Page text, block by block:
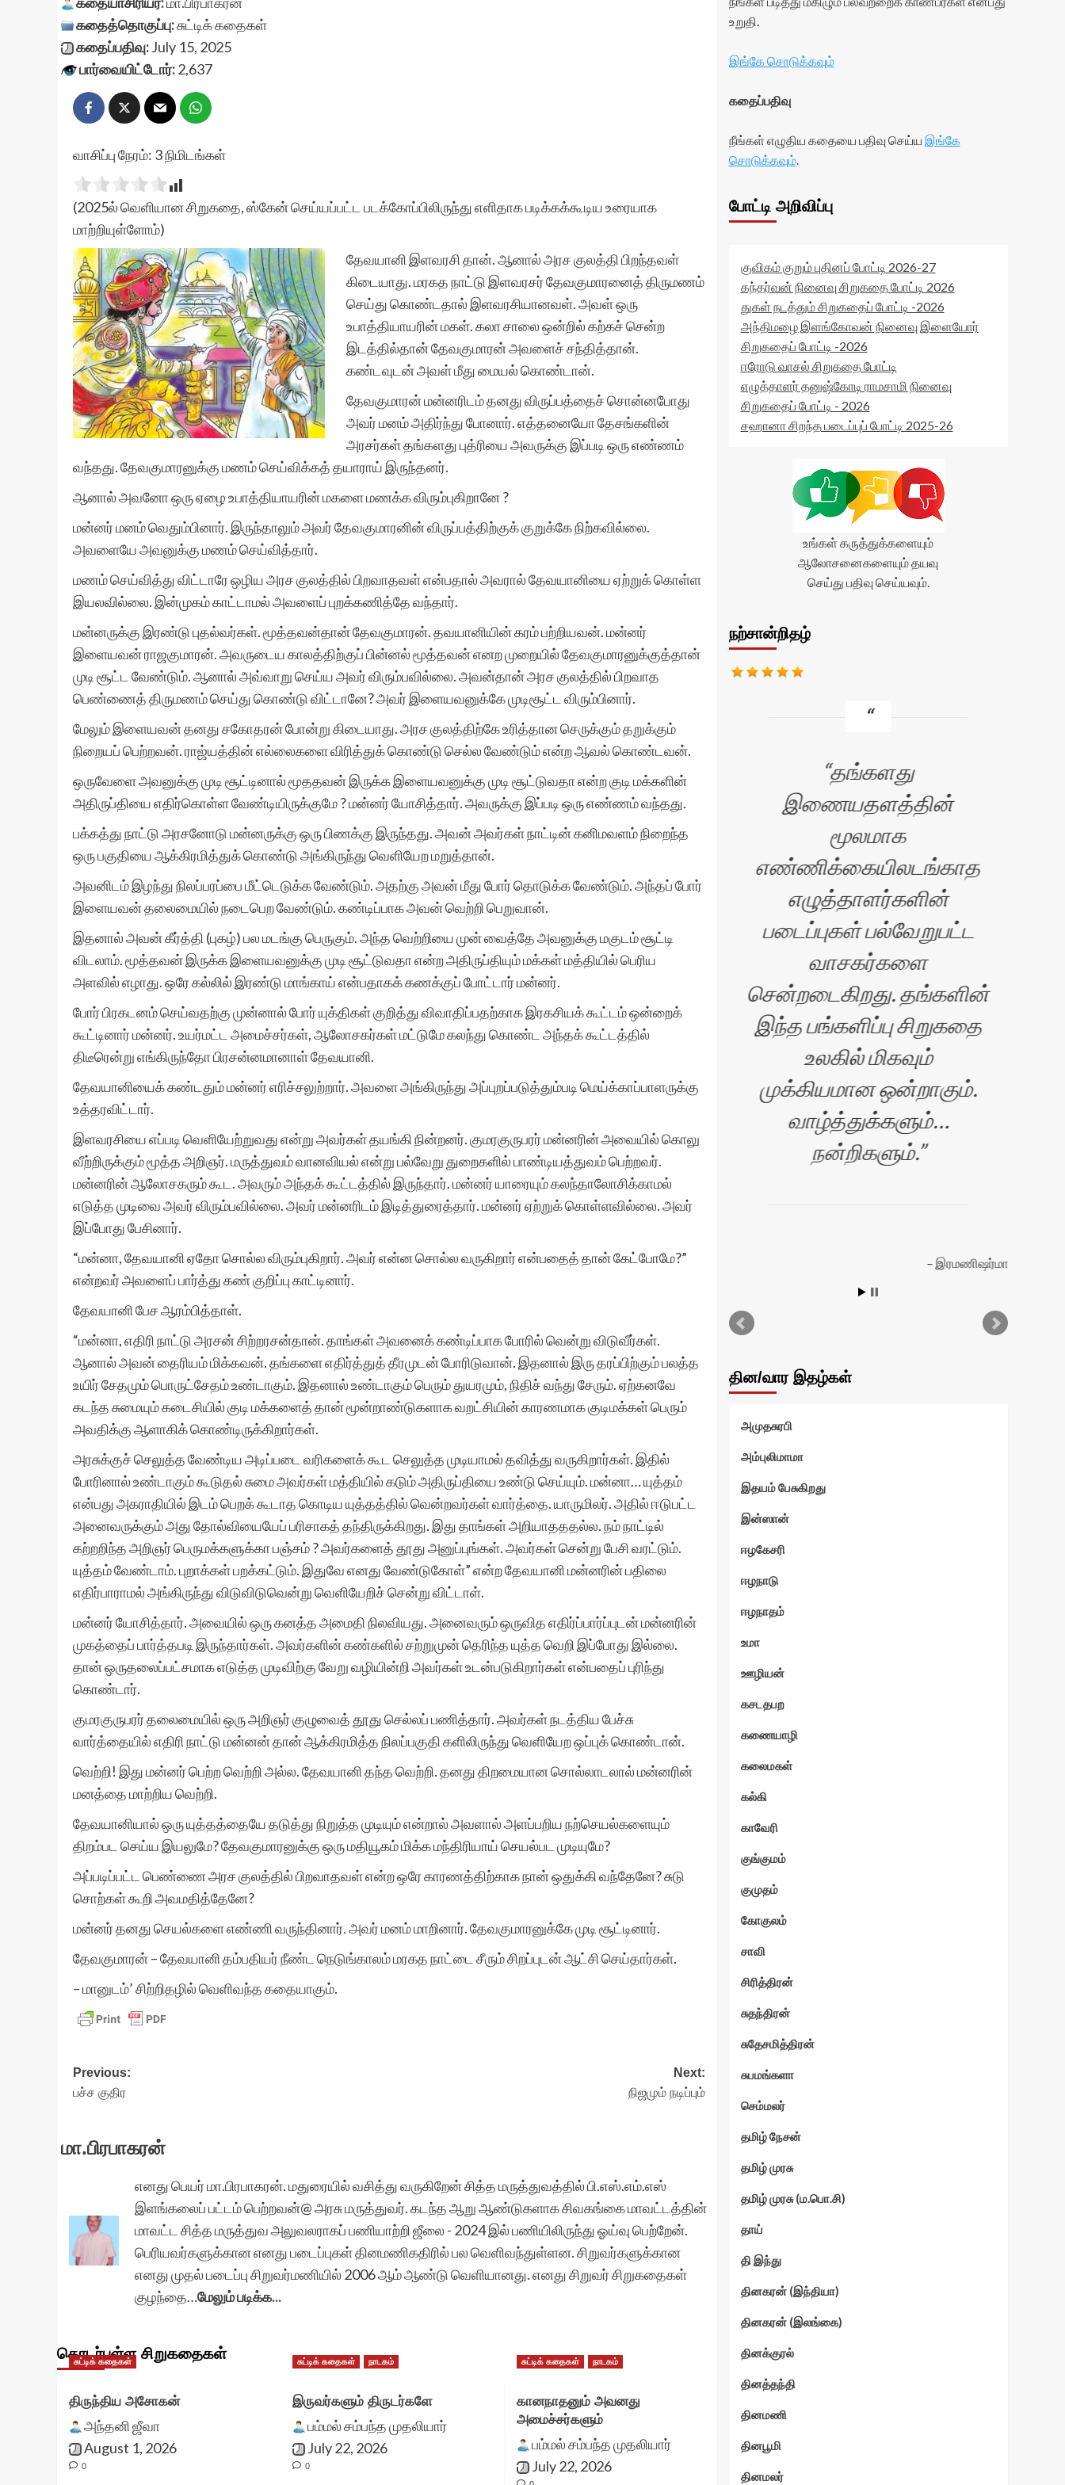
கதைத்தொகுப்பு:சுட்டிக் கதைகள்
கதைப்பதிவு:July 15, 2025
பார்வையிட்டோர்:2,637
வாசிப்பு நேரம்: 3நிமிடங்கள்
(2025ல் வெளியான சிறுகதை, ஸ்கேன் செய்யப்பட்ட படக்கோப்பிலிருந்து எளிதாக படிக்கக்கூடிய உரையாக
மாற்றியுள்ளோம்)
தேவயானி இளவரசி தான். ஆனால் அரச குலத்தி பிறந்தவள்
கிடையாது. மரகத நாட்டு இளவரசர் தேவகுமாரனைத் திருமணம்
செய்து கொண்டதால் இளவரசியானவள். அவள் ஒரு
உபாத்தியாயரின் மகள். கலா சாலை ஒன்றில் கற்கச் சென்ற
இடத்தில்தான் தேவகுமாரன் அவளைச் சந்தித்தான்.
கண்டவுடன் அவள் மீது மையல் கொண்டான்.
தேவகுமாரன் மன்னரிடம் தனது விருப்பத்தைச் சொன்னபோது
அவர் மனம் அதிர்ந்து போனார். எத்தனையோ தேசங்களின்
அரசர்கள் தங்களது புத்ரியை அவருக்கு இப்படி ஒரு எண்ணம்
வந்தது. தேவகுமாரனுக்கு மணம் செய்விக்கத் தயாராய் இருந்தனர்.
ஆனால் அவனோ ஒரு ஏழை உபாத்தியாயரின் மகளை மணக்க விரும்புகிறானே ?
மன்னர் மனம் வெதும்பினார். இருந்தாலும் அவர் தேவகுமாரனின் விருப்பத்திற்குக் குறுக்கே நிற்கவில்லை.
அவளையே அவனுக்கு மணம் செய்வித்தார்.
மணம் செய்வித்து விட்டாரே ஒழிய அரச குலத்தில் பிறவாதவள் என்பதால் அவரால் தேவயானியை ஏற்றுக் கொள்ள
இயலவில்லை. இன்முகம் காட்டாமல் அவளைப் புறக்கணித்தே வந்தார்.
மன்னருக்கு இரண்டு புதல்வர்கள். மூத்தவன்தான் தேவகுமாரன். தவயானியின் கரம் பற்றியவன். மன்னர்
இளையவன் ராஜகுமாரன். அவருடைய காலத்திற்குப் பின்னல் மூத்தவன் எனற முறையில் தேவகுமாரனுக்குத்தான்
முடி சூட்ட வேண்டும். ஆனால் அவ்வாறு செய்ய அவர் விரும்பவில்லை. அவன்தான் அரச குலத்தில் பிறவாத
பெண்ணைத் திருமணம் செய்து கொண்டு விட்டானே? அவர் இளையவனுக்கே முடிசூட்ட விரும்பினார்.
மேலும் இளையவன் தனது சகோதரன் போன்று கிடையாது. அரச குலத்திற்கே உரித்தான செருக்கும் தறுக்கும்
நிறையப் பெற்றவன். ராஜ்யத்தின் எல்லைகளை விரித்துக் கொண்டு செல்ல வேண்டும் என்ற ஆவல் கொண்டவன்.
ஒருவேளை அவனுக்கு முடி சூட்டினால் மூததவன் இருக்க இளையவனுக்கு முடி சூட்டுவதா என்ற குடி மக்களின்
அதிருப்தியை எதிர்கொள்ள வேண்டியிருக்குமே ? மன்னர் யோசித்தார். அவருக்கு இப்படி ஒரு எண்ணம் வந்தது.
பக்கத்து நாட்டு அரசனோடு மன்னருக்கு ஒரு பிணக்கு இருந்தது. அவன் அவர்கள் நாட்டின் கனிமவளம் நிறைந்த
ஒரு பகுதியை ஆக்கிரமித்துக் கொண்டு அங்கிருந்து வெளியேற மறுத்தான்.
அவனிடம் இழந்து நிலப்பரப்பை மீட்டெடுக்க வேண்டும். அதற்கு அவன் மீது போர் தொடுக்க வேண்டும். அந்தப் போர்
இளையவன் தலைமையில் நடைபெற வேண்டும். கண்டிப்பாக அவன் வெற்றி பெறுவான்.
இதனால் அவன் கீர்த்தி (புகழ்) பல மடங்கு பெருகும். அந்த வெற்றியை முன் வைத்தே அவனுக்கு மகுடம் சூட்டி
விடலாம். மூத்தவன் இருக்க இளையவனுக்கு முடி சூட்டுவதா என்ற அதிருப்தியும் மக்கள் மத்தியில் பெரிய
அளவில் எழாது. ஒரே கல்லில் இரண்டு மாங்காய் என்பதாகக் கணக்குப் போட்டார் மன்னர்.
போர் பிரகடனம் செய்வதற்கு முன்னால் போர் யுக்திகள் குறித்து விவாதிப்பதற்காக இரகசியக் கூட்டம் ஒன்றைக்
கூட்டினார் மன்னர். உயர்மட்ட அமைச்சர்கள், ஆலோசகர்கள் மட்டுமே கலந்து கொண்ட அந்தக் கூட்டத்தில்
திடீரென்று எங்கிருந்தோ பிரசன்னமானாள் தேவயானி.
தேவயானியைக் கண்டதும் மன்னர் எரிச்சலுற்றார். அவளை அங்கிருந்து அப்புறப்படுத்தும்படி மெய்க்காப்பாளருக்கு
உத்தரவிட்டார்.
இளவரசியை எப்படி வெளியேற்றுவது என்று அவர்கள் தயங்கி நின்றனர். குமரகுருபரர் மன்னரின் அவையில் கொலு
வீற்றிருக்கும் மூத்த அறிஞர். மருத்துவம் வானவியல் என்று பல்வேறு துறைகளில் பாண்டியத்துவம் பெற்றவர்.
மன்னரின் ஆலோசகரும் கூட. அவரும் அந்தக் கூட்டத்தில் இருந்தார். மன்னர் யாரையும் கலந்தாலோசிக்காமல்
எடுத்த முடிவை அவர் விரும்பவில்லை. அவர் மன்னரிடம் இடித்துரைத்தார். மன்னர் ஏற்றுக் கொள்ளவில்லை. அவர்
இப்போது பேசினார்.
“மன்னா, தேவயானி ஏதோ சொல்ல விரும்புகிறார். அவர் என்ன சொல்ல வருகிறார் என்பதைத் தான் கேட்போமே?”
என்றவர் அவளைப் பார்த்து கண் குறிப்பு காட்டினார்.
தேவயானி பேச ஆரம்பித்தாள்.
“மன்னா, எதிரி நாட்டு அரசன் சிற்றரசன்தான். தாங்கள் அவனைக் கண்டிப்பாக போரில் வென்று விடுவீர்கள்.
ஆனால் அவன் தைரியம் மிக்கவன். தங்களை எதிர்த்துத் தீரமுடன் போரிடுவான். இதனால் இரு தரப்பிற்கும் பலத்த
உயிர் சேதமும் பொருட்சேதம் உண்டாகும். இதனால் உண்டாகும் பெரும் துயரமும், நிதிச் வந்து சேரும். ஏற்கனவே
கடந்த சுமையும் கடைசியில் குடி மக்களைத் தான் மூன்றாண்டுகளாக வறட்சியின் காரணமாக குடிமக்கள் பெரும்
அவதிக்கு ஆளாகிக் கொண்டிருக்கிறார்கள்.
அரசுக்குச் செலுத்த வேண்டிய அடிப்படை வரிகளைக் கூட செலுத்த முடியாமல் தவித்து வருகிறார்கள். இதில்
போரினால் உண்டாகும் கூடுதல் சுமை அவர்கள் மத்தியில் கடும் அதிருப்தியை உண்டு செய்யும். மன்னா… யுத்தம்
என்பது அகராதியில் இடம் பெறக் கூடாத கொடிய யுத்தத்தில் வென்றவர்கள் வார்த்தை. யாருமிலர். அதில் ஈடுபட்ட
அனைவருக்கும் அது தோல்வியையேப் பரிசாகத் தந்திருக்கிறது. இது தாங்கள் அறியாதததல்ல. நம் நாட்டில்
கற்றறிந்த அறிஞர் பெருமக்களுக்கா பஞ்சம் ? அவர்களைத் தூது அனுப்புங்கள். அவர்கள் சென்று பேசி வரட்டும்.
யுத்தம் வேண்டாம். புறாக்கள் பறக்கட்டும். இதுவே எனது வேண்டுகோள்” என்ற தேவயானி மன்னரின் பதிலை
எதிர்பாராமல் அங்கிருந்து விடுவிடுவென்று வெளியேறிச் சென்று விட்டாள்.
மன்னர் யோசித்தார். அவையில் ஒரு கனத்த அமைதி நிலவியது. அனைவரும் ஒருவித எதிர்ப்பார்ப்புடன் மன்னரின்
முகத்தைப் பார்த்தபடி இருந்தார்கள். அவர்களின் கண்களில் சற்றுமுன் தெரிந்த யுத்த வெறி இப்போது இல்லை.
தான் ஒருதலைப்பட்சமாக எடுத்த முடிவிற்கு வேறு வழியின்றி அவர்கள் உடன்படுகிறார்கள் என்பதைப் புரிந்து
கொண்டார்.
குமரகுருபரர் தலைமையில் ஒரு அறிஞர் குழுவைத் தூது செல்லப் பணித்தார். அவர்கள் நடத்திய பேச்சு
வார்த்தையில் எதிரி நாட்டு மன்னன் தான் ஆக்கிரமித்த நிலப்பகுதி களிலிருந்து வெளியேற ஒப்புக் கொண்டான்.
வெற்றி! இது மன்னர் பெற்ற வெற்றி அல்ல. தேவயானி தந்த வெற்றி. தனது திறமையான சொல்லாடலால் மன்னரின்
மனத்தை மாற்றிய வெற்றி.
தேவயானியால் ஒரு யுத்தத்தையே தடுத்து நிறுத்த முடியும் என்றால் அவளால் அளப்பறிய நற்செயல்களையும்
திறம்பட செய்ய இயலுமே? தேவகுமாரனுக்கு ஒரு மதியூகம் மிக்க மந்திரியாய் செயல்பட முடியுமே?
அப்படிப்பட்ட பெண்ணை அரச குலத்தில் பிறவாதவள் என்ற ஒரே காரணத்திற்காக நான் ஒதுக்கி வந்தேனே? சுடு
சொற்கள் கூறி அவமதித்தேனே?
மன்னர் தனது செயல்களை எண்ணி வருந்தினார். அவர் மனம் மாறினார். தேவகுமாரனுக்கே முடி சூட்டினார்.
தேவகுமாரன் – தேவயானி தம்பதியர் நீண்ட நெடுங்காலம் மரகத நாட்டை சீரும் சிறப்புடன் ஆட்சி செய்தார்கள்.
– மானுடம்’ சிற்றிதழில் வெளிவந்த கதையாகும்.
Post
navigation
Previous:
பச்ச குதிர
Next:
நிஜமும் நடிப்பும்
மா.பிரபாகரன்
எனது பெயர் மா.பிரபாகரன். மதுரையில் வசித்து வருகிறேன் சித்த மருத்துவத்தில் பி.எஸ்.எம்.எஸ்
இளங்கலைப் பட்டம் பெற்றவன்@ அரசு மருத்துவர். கடந்த ஆறு ஆண்டுகளாக சிவகங்கை மாவட்டத்தின்
மாவட்ட சித்த மருத்துவ அலுவலராகப் பணியாற்றி ஜீலை - 2024 இல் பணியிலிருந்து ஓய்வு பெற்றேன்.
பெரியவர்களுக்கான எனது படைப்புகள் தினமணிகதிரில் பல வெளிவந்துள்ளன. சிறுவர்களுக்கான
எனது முதல் படைப்பு சிறுவர்மணியில் 2006 ஆம் ஆண்டு வெளியானது. எனது சிறுவர் சிறுகதைகள்
குழந்தை…மேலும் படிக்க...
தொடர்புள்ள சிறுகதைகள்
சுட்டிக் கதைகள்
திருந்திய அசோகன்
அந்தனி ஜீவா
August 1, 2026
0
சுட்டிக் கதைகள் நாடகம்
இருவர்களும் திருடர்களே
பம்மல் சம்பந்த முதலியார்
July 22, 2026
0
சுட்டிக் கதைகள் நாடகம்
கானநாதனும் அவனது
அமைச்சர்களும்
பம்மல் சம்பந்த முதலியார்
July 22, 2026
உறுதி.
இங்கே சொடுக்கவும்
கதைப்பதிவு
நீங்கள் எழுதிய கதையை பதிவு செய்ய இங்கே
சொடுக்கவும்.
போட்டி அறிவிப்பு
குவிகம் குறும் புதினப் போட்டி 2026-27
கந்தர்வன் நினைவு சிறுகதை போட்டி 2026
துகள் நடத்தும் சிறுகதைப் போட்டி -2026
அந்திமழை இளங்கோவன் நினைவு இளையோர்
சிறுகதைப் போட்டி -2026
ஈரோடு வாசல் சிறுகதை போட்டி
எழுத்தாளர் தனுஷ்கோடி ராமசாமி நினைவு
சிறுகதைப் போட்டி - 2026
சஹானா சிறந்த படைப்புப் போட்டி 2025-26
உங்கள் கருத்துக்களையும்
ஆலோசனைகளையும் தயவு
செய்து பதிவு செய்யவும்.
நற்சான்றிதழ்
தங்களின் இணைய
இதழைப் பார்த்தேன்.
மகிழ்ந்தேன். பலருக்கும்
பயனாக பல செய்திகள்
நிறைய உள்ளன. ஏற்கனவே
படிக்க மறந்த
இதழ்களையும் பார்வைக்கு
வைத்து படிக்க கொடுப்பது
மகிழ்ச்சி அளிக்கிறது.
கன்னிக்கோவில் இராஜா
தங்களது
இணையதளத்தின்
மூலமாக
எண்ணிக்கையிலடங்காத
எழுத்தாளர்களின்
படைப்புகள் பல்வேறுபட்ட
வாசகர்களை
சென்றடைகிறது. தங்களின்
இந்த பங்களிப்பு சிறுகதை
உலகில் மிகவும்
முக்கியமான ஒன்றாகும்.
வாழ்த்துக்களும்…
நன்றிகளும்.
இரமணிஷர்மா
தின/வார இதழ்கள்
அமுதசுரபி
அம்புலிமாமா
இதயம் பேசுகிறது
இன்ஸான்
ஈழகேசரி
ஈழநாடு
ஈழநாதம்
உமா
ஊழியன்
கசடதபற
கணையாழி
கலைமகள்
கல்கி
காவேரி
குங்குமம்
குமுதம்
கோகுலம்
சாவி
சிரித்திரன்
சுதந்திரன்
சுதேசமித்திரன்
சுபமங்களா
செம்மலர்
தமிழ் நேசன்
தமிழ் முரசு
தமிழ் முரசு (ம.பொ.சி)
தாய்
தி இந்து
தினகரன் (இந்தியா)
தினகரன் (இலங்கை)
தினக்குரல்
தினத்தந்தி
தினமணி
தினபூமி
தினமலர்